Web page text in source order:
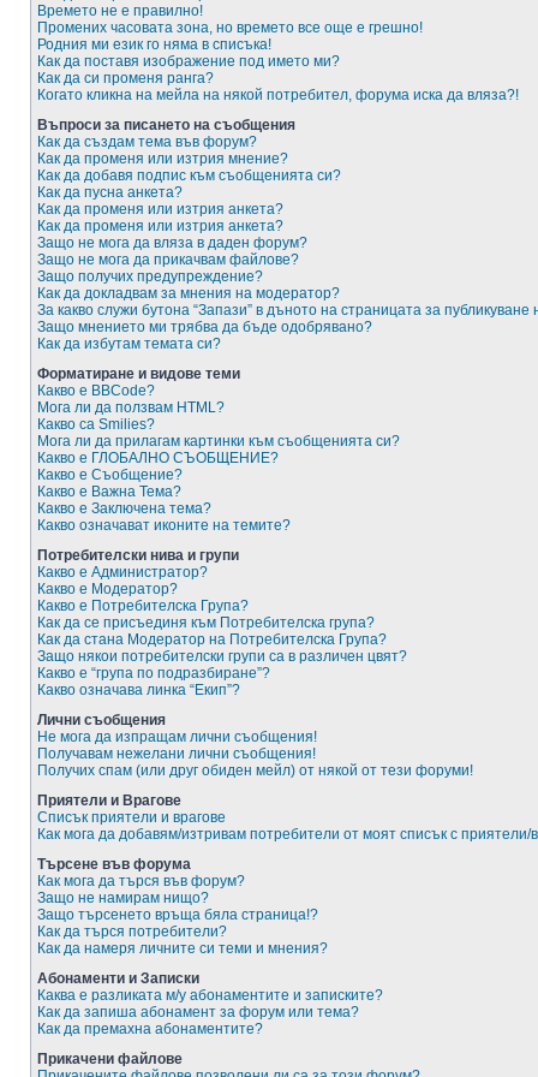
Времето не е правилно!
Промених часовата зона, но времето все още е грешно!
Родния ми език го няма в списъка!
Как да поставя изображение под името ми?
Как да си променя ранга?
Когато кликна на мейла на някой потребител, форума иска да вляза?!
Въпроси за писането на съобщения
Как да създам тема във форум?
Как да променя или изтрия мнение?
Как да добавя подпис към съобщенията си?
Как да пусна анкета?
Как да променя или изтрия анкета?
Как да променя или изтрия анкета?
Защо не мога да вляза в даден форум?
Защо не мога да прикачвам файлове?
Защо получих предупреждение?
Как да докладвам за мнения на модератор?
За какво служи бутона “Запази” в дъното на страницата за
Защо мнението ми трябва да бъде одобрявано?
Как да избутам темата си?
Форматиране и видове теми
Какво е BBCode?
Мога ли да ползвам HTML?
Какво са Smilies?
Мога ли да прилагам картинки към съобщенията си?
Какво е ГЛОБАЛНО СЪОБЩЕНИЕ?
Какво е Съобщение?
Какво е Важна Тема?
Какво е Заключена тема?
Какво означават иконите на темите?
Потребителски нива и групи
Какво е Администратор?
Какво е Модератор?
Какво е Потребителска Група?
Как да се присъединя към Потребителска група?
Как да стана Модератор на Потребителска Група?
Защо някои потребителски групи са в различен цвят?
Какво е “група по подразбиране”?
Какво означава линка “Екип”?
Лични съобщения
Не мога да изпращам лични съобщения!
Получавам нежелани лични съобщения!
Получих спам (или друг обиден мейл) от някой от тези форуми!
Приятели и Врагове
Списък приятели и врагове
Как мога да добавям/изтривам потребители от моят списък с приятели/
Търсене във форума
Как мога да търся във форум?
Защо не намирам нищо?
Защо търсенето връща бяла страница!?
Как да търся потребители?
Как да намеря личните си теми и мнения?
Абонаменти и Записки
Каква е разликата м/у абонаментите и записките?
Как да запиша абонамент за форум или тема?
Как да премахна абонаментите?
Прикачени файлове